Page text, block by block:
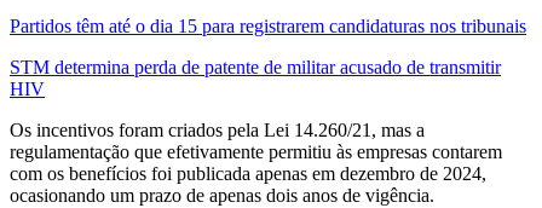
Partidos têm até o dia 15 para registrarem candidaturas nos tribunais
STM determina perda de patente de militar acusado de transmitir
HIV
Os incentivos foram criados pela Lei 14.260/21, mas a
regulamentação que efetivamente permitiu às empresas contarem
com os benefícios foi publicada apenas em dezembro de 2024,
ocasionando um prazo de apenas dois anos de vigência.